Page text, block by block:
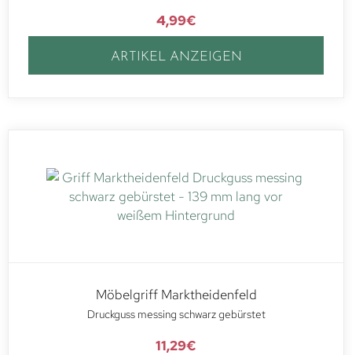
4,99€
ARTIKEL ANZEIGEN
Möbelgriff Marktheidenfeld
Druckguss messing schwarz gebürstet
11,29€